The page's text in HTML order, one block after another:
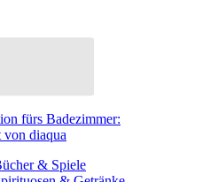
fürs Badezimmer:
von diaqua
& Spiele